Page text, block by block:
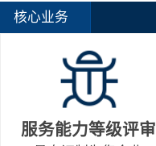
核心业务
服务能力等级评审